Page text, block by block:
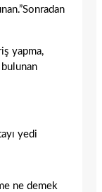
yapma,
yedi
ne demek